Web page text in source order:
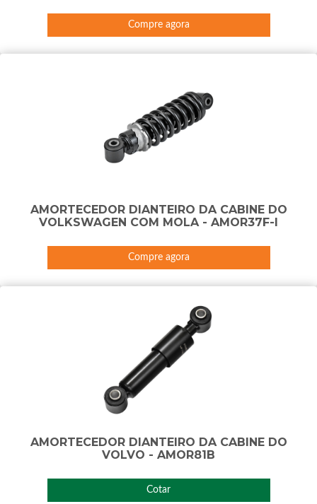
Compre agora
AMORTECEDOR DIANTEIRO DA CABINE DO
VOLKSWAGEN COM MOLA - AMOR37F-I
Compre agora
AMORTECEDOR DIANTEIRO DA CABINE DO
VOLVO - AMOR81B
Cotar